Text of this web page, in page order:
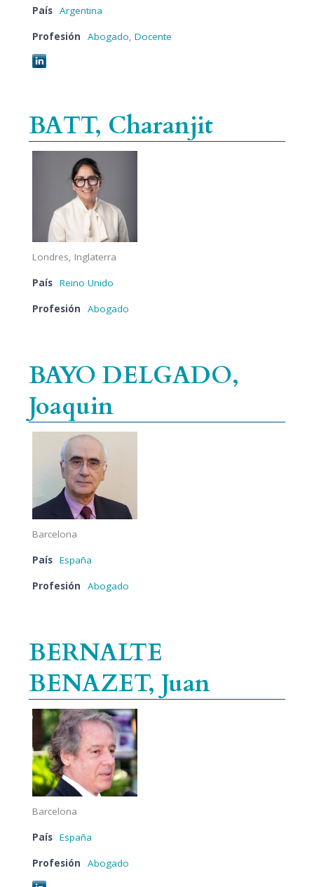
País Argentina
Profesión Abogado, Docente
BATT, Charanjit
Londres, Inglaterra
País Reino Unido
Profesión Abogado
BAYO DELGADO,
Joaquin
Barcelona
País España
Profesión Abogado
BERNALTE
BENAZET, Juan
Barcelona
País España
Profesión Abogado